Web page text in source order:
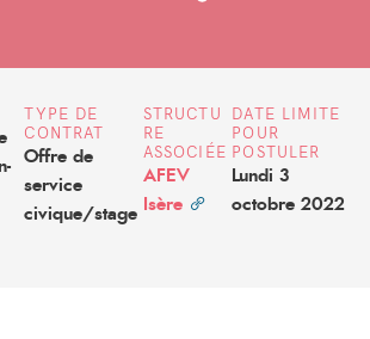
TYPE DE
CONTRAT
Offre de
service
civique/stage
STRUCTU
RE
ASSOCIÉE
AFEV
Isère
DATE LIMITE
POUR
POSTULER
Lundi 3
octobre 2022